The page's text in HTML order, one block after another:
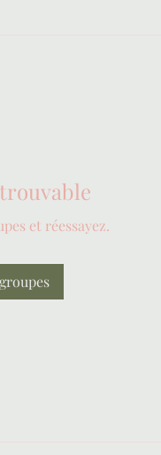
et réessayez.